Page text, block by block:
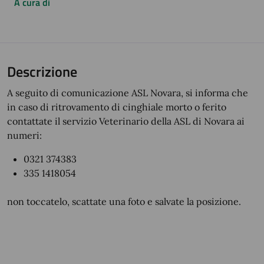
Descrizione
A seguito di comunicazione ASL Novara, si informa che
in caso di ritrovamento di cinghiale morto o ferito
contattate il servizio Veterinario della ASL di Novara ai
numeri:
0321 374383
335 1418054
non toccatelo, scattate una foto e salvate la posizione.